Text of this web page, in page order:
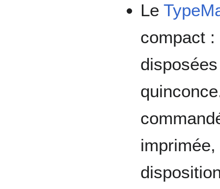
Le
compact